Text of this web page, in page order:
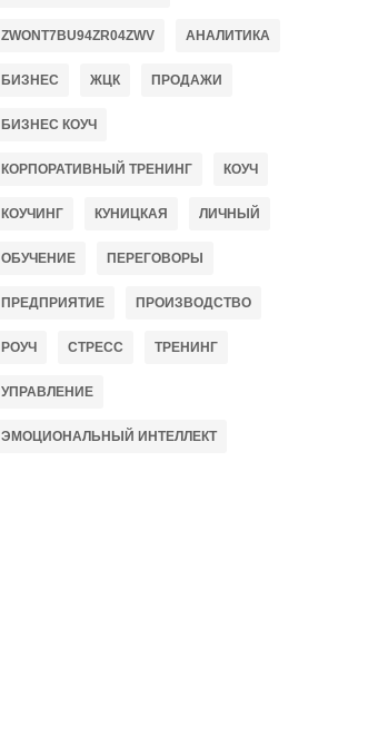
ZWONT7BU94ZR04ZWV АНАЛИТИКА
БИЗНЕС ЖЦК ПРОДАЖИ
БИЗНЕС КОУЧ
КОРПОРАТИВНЫЙ ТРЕНИНГ КОУЧ
КОУЧИНГ КУНИЦКАЯ ЛИЧНЫЙ
ОБУЧЕНИЕ ПЕРЕГОВОРЫ
ПРЕДПРИЯТИЕ ПРОИЗВОДСТВО
РОУЧ СТРЕСС ТРЕНИНГ
УПРАВЛЕНИЕ
ЭМОЦИОНАЛЬНЫЙ ИНТЕЛЛЕКТ